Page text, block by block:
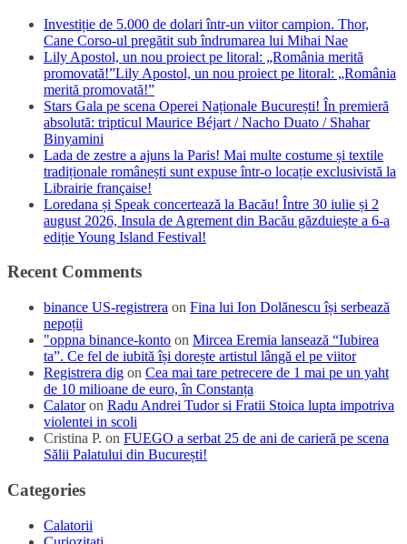
Investiție de 5.000 de dolari într-un viitor campion. Thor,
Cane Corso-ul pregătit sub îndrumarea lui Mihai Nae
Lily Apostol, un nou proiect pe litoral: „România merită
promovată!”Lily Apostol, un nou proiect pe litoral: „România
merită promovată!”
Stars Gala pe scena Operei Naționale București! În premieră
absolută: tripticul Maurice Béjart / Nacho Duato / Shahar
Binyamini
Lada de zestre a ajuns la Paris! Mai multe costume și textile
tradiționale românești sunt expuse într-o locație exclusivistă la
Librairie française!
Loredana și Speak concertează la Bacău! Între 30 iulie și 2
august 2026, Insula de Agrement din Bacău găzduiește a 6-a
ediție Young Island Festival!
Recent Comments
binance US-registrera on Fina lui Ion Dolănescu își serbează
nepoții
"oppna binance-konto on Mircea Eremia lansează “Iubirea
ta”. Ce fel de iubită își dorește artistul lângă el pe viitor
Registrera dig on Cea mai tare petrecere de 1 mai pe un yaht
de 10 milioane de euro, în Constanța
Calatoron Radu Andrei Tudor si Fratii Stoica lupta impotriva
violentei in scoli
Cristina P. on FUEGO a serbat 25 de ani de carieră pe scena
Sălii Palatului din București!
Categories
Calatorii